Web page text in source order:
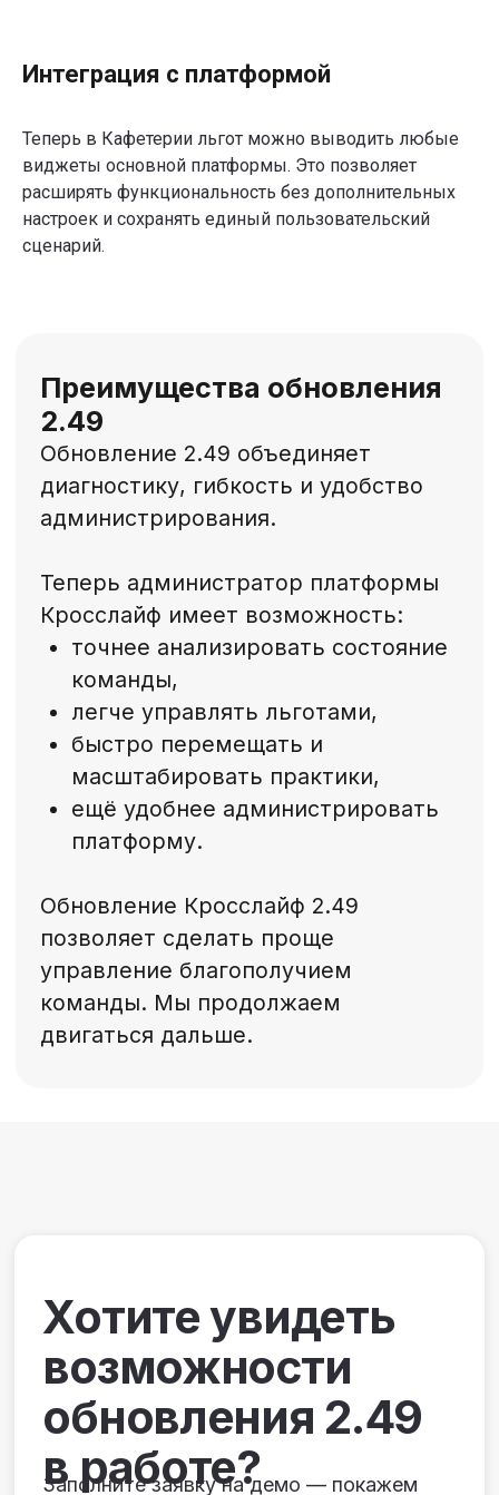
Интеграция с платформой
Теперь в Кафетерии льгот можно выводить любые
виджеты основной платформы. Это позволяет
расширять функциональность без дополнительных
настроек и сохранять единый пользовательский
сценарий.
в работе?
Заполните заявку на демо — покажем
новые функции платформы Кросслайф и
в вашей компании.
Согласен сПолитикой в отношении обработки
персональных данных
Отправить заявку
Смотреть все
Новости
и публикации